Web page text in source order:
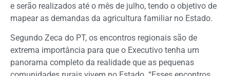
e serão realizados até o mês de julho, tendo o objetivo de
mapear as demandas da agricultura familiar no Estado.
Segundo Zeca do PT, os encontros regionais são de
extrema importância para que o Executivo tenha um
panorama completo da realidade que as pequenas